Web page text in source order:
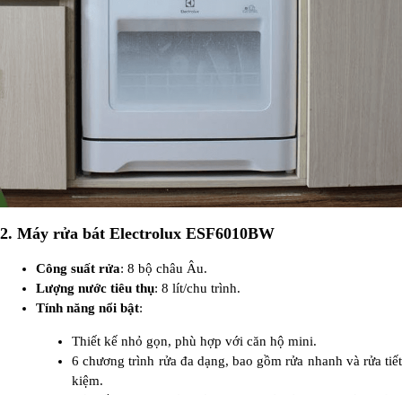
2. Máy rửa bát Electrolux ESF6010BW
Công suất rửa: 8 bộ châu Âu.
Lượng nước tiêu thụ: 8 lít/chu trình.
Tính năng nổi bật:
Thiết kế nhỏ gọn, phù hợp với căn hộ mini.
6 chương trình rửa đa dạng, bao gồm rửa nhanh và rửa tiết
kiệm.